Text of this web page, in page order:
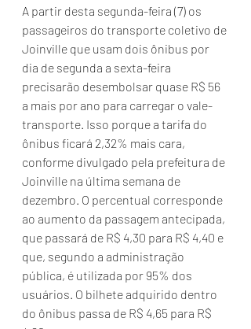
A partir desta segunda-feira (7) os
passageiros do transporte coletivo de
Joinville que usam dois ônibus por
dia de segunda a sexta-feira
precisarão desembolsar quase R$ 56
a mais por ano para carregar o vale-
transporte. Isso porque a tarifa do
ônibus ficará 2,32% mais cara,
conforme divulgado pela prefeitura de
Joinville na última semana de
dezembro. O percentual corresponde
ao aumento da passagem antecipada,
que passará de R$ 4,30 para R$ 4,40 e
que, segundo a administração
pública, é utilizada por 95% dos
usuários. O bilhete adquirido dentro
do ônibus passa de R$ 4,65 para R$